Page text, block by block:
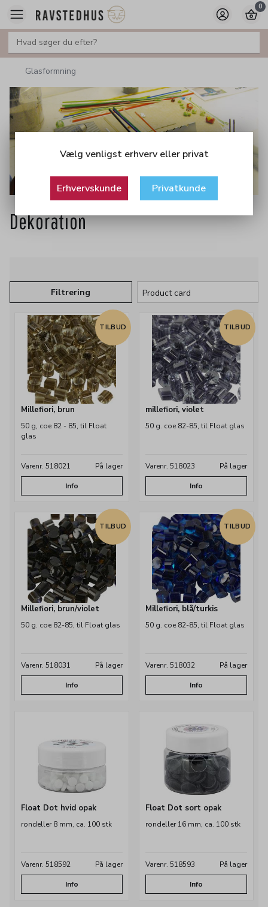
Vælg venligst erhverv eller privat
Erhvervskunde Privatkunde
0
Glasformning
Dekoration
Filtrering
TILBUD
Millefiori, brun
50 g, coe 82 - 85, til Float
glas
Varenr. 518021 På lager
Info
TILBUD
millefiori, violet
50 g. coe 82-85, til Float glas
Varenr. 518023 På lager
Info
TILBUD
Millefiori, brun/violet
50 g. coe 82-85, til Float glas
Varenr. 518031 På lager
Info
TILBUD
Millefiori, blå/turkis
50 g. coe 82-85, til Float glas
Varenr. 518032 På lager
Info
Float Dot hvid opak
rondeller 8 mm, ca. 100 stk
Varenr. 518592 På lager
Info
Float Dot sort opak
rondeller 16 mm, ca. 100 stk
Varenr. 518593 På lager
Info